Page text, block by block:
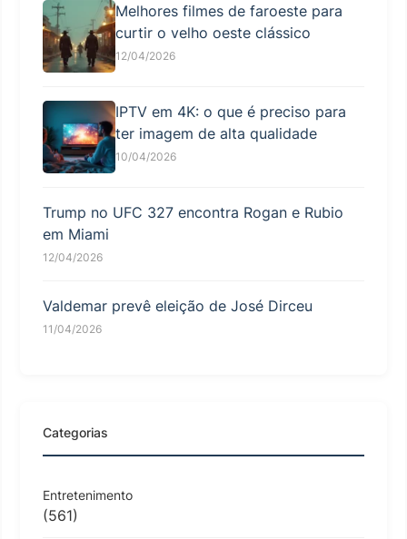
Melhores filmes de faroeste para
curtir o velho oeste clássico
12/04/2026
IPTV em 4K: o que é preciso para
ter imagem de alta qualidade
10/04/2026
Trump no UFC 327 encontra Rogan e Rubio
em Miami
12/04/2026
Valdemar prevê eleição de José Dirceu
11/04/2026
Categorias
Entretenimento
(561)